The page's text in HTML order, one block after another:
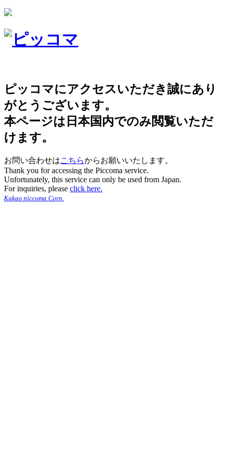
ピッコマにアクセスいただき誠にあり
がとうございます。
本ページは日本国内でのみ閲覧いただ
けます。
お問い合わせはこちらからお願いいたします。
Thank you for accessing the Piccoma service.
Unfortunately, this service can only be used from Japan.
For inquiries, please click here.
Kakao piccoma Corp.